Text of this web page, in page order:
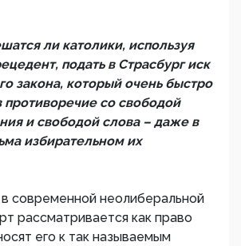
ли католики, используя
подать в Страсбург иск
закона, который очень быстро
со свободой
и свободой слова – даже в
избирательном их
современной неолиберальной
рассматривается как право
его к так называемым